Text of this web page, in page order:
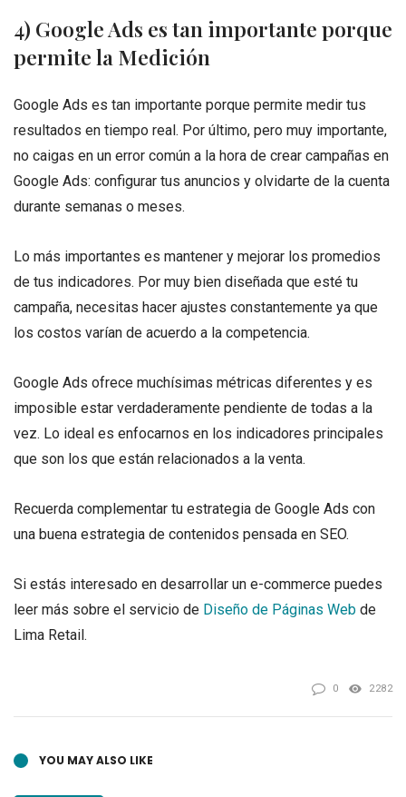
4) Google Ads es tan importante porque
permite la Medición
Google Ads es tan importante porque permite medir tus
resultados en tiempo real. Por último, pero muy importante,
no caigas en un error común a la hora de crear campañas en
Google Ads: configurar tus anuncios y olvidarte de la cuenta
durante semanas o meses.
Lo más importantes es mantener y mejorar los promedios
de tus indicadores. Por muy bien diseñada que esté tu
campaña, necesitas hacer ajustes constantemente ya que
los costos varían de acuerdo a la competencia.
Google Ads ofrece muchísimas métricas diferentes y es
imposible estar verdaderamente pendiente de todas a la
vez. Lo ideal es enfocarnos en los indicadores principales
que son los que están relacionados a la venta.
Recuerda complementar tu estrategia de Google Ads con
una buena estrategia de contenidos pensada en SEO.
Si estás interesado en desarrollar un e-commerce puedes
leer más sobre el servicio de Diseño de Páginas Web de
Lima Retail.
0 2282
YOU MAY ALSO LIKE